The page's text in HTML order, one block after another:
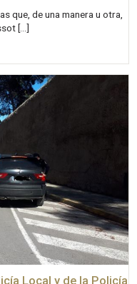
que, de una manera u otra,
[…]
Local y de la Policía